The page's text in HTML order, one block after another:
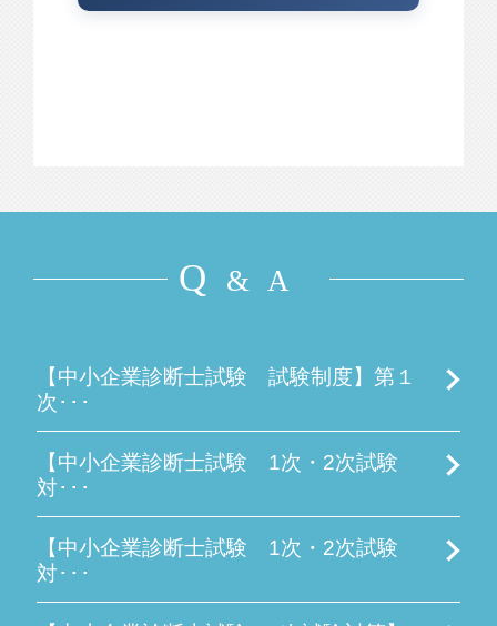
Q & A
【中小企業診断士試験 試験制度】第１
次･･･
【中小企業診断士試験 1次・2次試験
対･･･
【中小企業診断士試験 1次・2次試験
対･･･